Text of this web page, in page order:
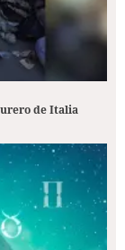
de Italia